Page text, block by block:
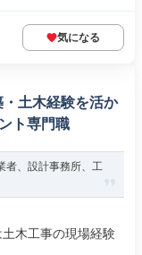
気になる
土木経験を活か
ト専門職
者、設計事務所、工
木工事の現場経験